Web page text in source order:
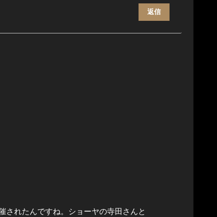
返信
されたんですね。ショーヤの寺田さんと